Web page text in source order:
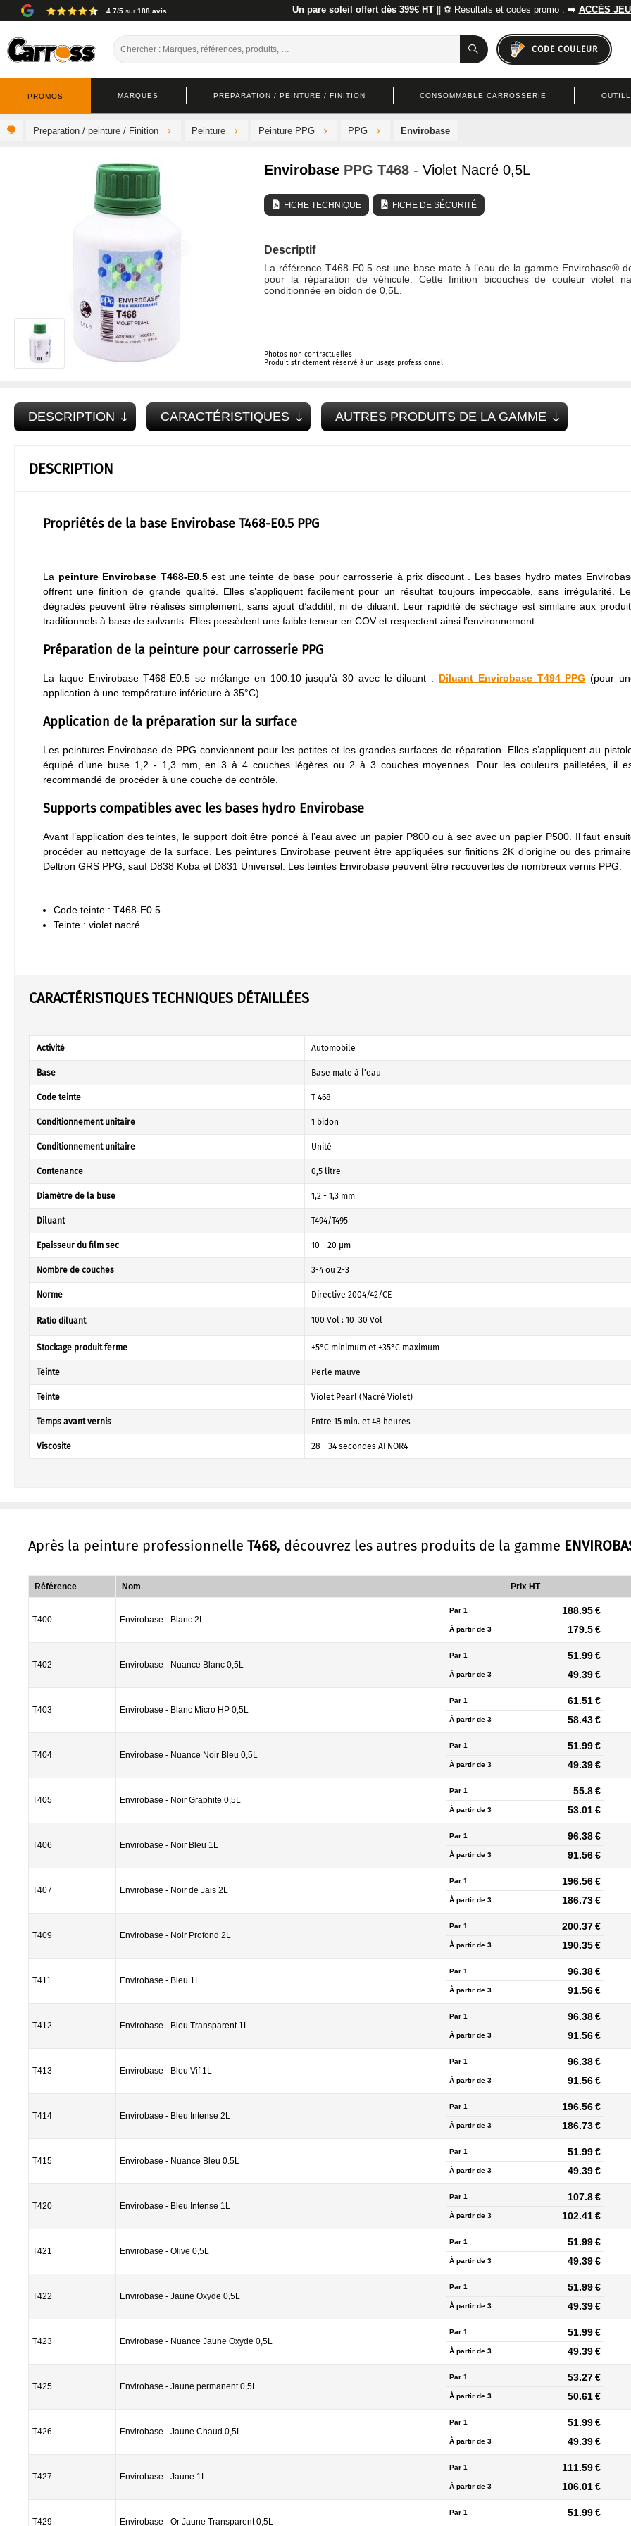
4.7/5 sur188 avis Un pare soleil offert dès 399€ HT|| ⚽ Résultats et codes promo : ➡️ ACCÈS
CODE COULEUR
PREPARATION / PEINTURE / FINITION CONSOMMABLE CARROSSERIE
MARQUES
PROMOS
Preparation / peinture / Finition Peinture Peinture PPG PPG Envirobase
Envirobase PPG T468 - Violet Nacré 0,5L
FICHE TECHNIQUE FICHE DE SÉCURITÉ
Descriptif
La référence T468-E0.5 est une base mate à l’eau de la gamme Envirobase®
pour la réparation de véhicule. Cette finition bicouches de couleur violet
conditionnée en bidon de 0,5L.
Photos non contractuelles
Produit strictement réservé à un usage professionnel
DESCRIPTION CARACTÉRISTIQUES AUTRES PRODUITS DE LA GAMME
DESCRIPTION
Propriétés de la base Envirobase T468-E0.5 PPG
La peinture Envirobase T468-E0.5est une teinte de base pour carrosserie à prix discount . Les bases hydro mates
offrent une finition de grande qualité. Elles s’appliquent facilement pour un résultat toujours impeccable, sans irrégularité.
dégradés peuvent être réalisés simplement, sans ajout d’additif, ni de diluant. Leur rapidité de séchage est similaire aux
traditionnels à base de solvants. Elles possèdent une faible teneur en COV et respectent ainsi l’environnement.
Préparation de la peinture pour carrosserie PPG
La laque Envirobase T468-E0.5 se mélange en 100:10 jusqu'à 30 avec le diluant : Diluant Envirobase T494 PPG (pour
application à une température inférieure à 35°C).
Application de la préparation sur la surface
Les peintures Envirobase de PPG conviennent pour les petites et les grandes surfaces de réparation. Elles s’appliquent au
équipé d’une buse 1,2 - 1,3 mm, en 3 à 4 couches légères ou 2 à 3 couches moyennes. Pour les couleurs pailletées, il
recommandé de procéder à une couche de contrôle.
Supports compatibles avec les bases hydro Envirobase
Avant l’application des teintes, le support doit être poncé à l’eau avec un papier P800 ou à sec avec un papier P500. Il faut
procéder au nettoyage de la surface. Les peintures Envirobase peuvent être appliquées sur finitions 2K d’origine ou des
Deltron GRS PPG, sauf D838 Koba et D831 Universel. Les teintes Envirobase peuvent être recouvertes de nombreux vernis PPG.
Code teinte : T468-E0.5
Teinte : violet nacré
CARACTÉRISTIQUES TECHNIQUES DÉTAILLÉES
Activité Automobile
Base Base mate à l'eau
Code teinte T 468
Conditionnement unitaire 1 bidon
Conditionnement unitaire Unité
Contenance 0,5 litre
Diamètre de la buse 1,2 - 1,3 mm
Diluant T494/T495
Epaisseur du film sec 10 - 20 µm
Nombre de couches 3-4 ou 2-3
Norme Directive 2004/42/CE
Ratio diluant 100 Vol : 10  30 Vol
Stockage produit ferme +5°C minimum et +35°C maximum
Teinte Perle mauve
Teinte Violet Pearl (Nacré Violet)
Temps avant vernis Entre 15 min. et 48 heures
Viscosite 28 - 34 secondes AFNOR4
Après la peinture professionnelle T468, découvrez les autres produits de la gamme
Référence Nom Prix HT
T400 Envirobase - Blanc 2L
Par 1 188.95 €
À partir de 3 179.5 €
T402 Envirobase - Nuance Blanc 0,5L
Par 1 51.99 €
À partir de 3 49.39 €
T403 Envirobase - Blanc Micro HP 0,5L
Par 1 61.51 €
À partir de 3 58.43 €
T404 Envirobase - Nuance Noir Bleu 0,5L
Par 1 51.99 €
À partir de 3 49.39 €
T405 Envirobase - Noir Graphite 0,5L
Par 1 55.8 €
À partir de 3 53.01 €
T406 Envirobase - Noir Bleu 1L
Par 1 96.38 €
À partir de 3 91.56 €
T407 Envirobase - Noir de Jais 2L
Par 1 196.56 €
À partir de 3 186.73 €
T409 Envirobase - Noir Profond 2L
Par 1 200.37 €
À partir de 3 190.35 €
T411 Envirobase - Bleu 1L
Par 1 96.38 €
À partir de 3 91.56 €
T412 Envirobase - Bleu Transparent 1L
Par 1 96.38 €
À partir de 3 91.56 €
T413 Envirobase - Bleu Vif 1L
Par 1 96.38 €
À partir de 3 91.56 €
T414 Envirobase - Bleu Intense 2L
Par 1 196.56 €
À partir de 3 186.73 €
T415 Envirobase - Nuance Bleu 0.5L
Par 1 51.99 €
À partir de 3 49.39 €
T420 Envirobase - Bleu Intense 1L
Par 1 107.8 €
À partir de 3 102.41 €
T421 Envirobase - Olive 0,5L
Par 1 51.99 €
À partir de 3 49.39 €
T422 Envirobase - Jaune Oxyde 0,5L
Par 1 51.99 €
À partir de 3 49.39 €
T423 Envirobase - Nuance Jaune Oxyde 0,5L
Par 1 51.99 €
À partir de 3 49.39 €
T425 Envirobase - Jaune permanent 0,5L
Par 1 53.27 €
À partir de 3 50.61 €
T426 Envirobase - Jaune Chaud 0,5L
Par 1 51.99 €
À partir de 3 49.39 €
T427 Envirobase - Jaune 1L
Par 1 111.59 €
À partir de 3 106.01 €
T429 Envirobase - Or Jaune Transparent 0,5L
Par 1 51.99 €